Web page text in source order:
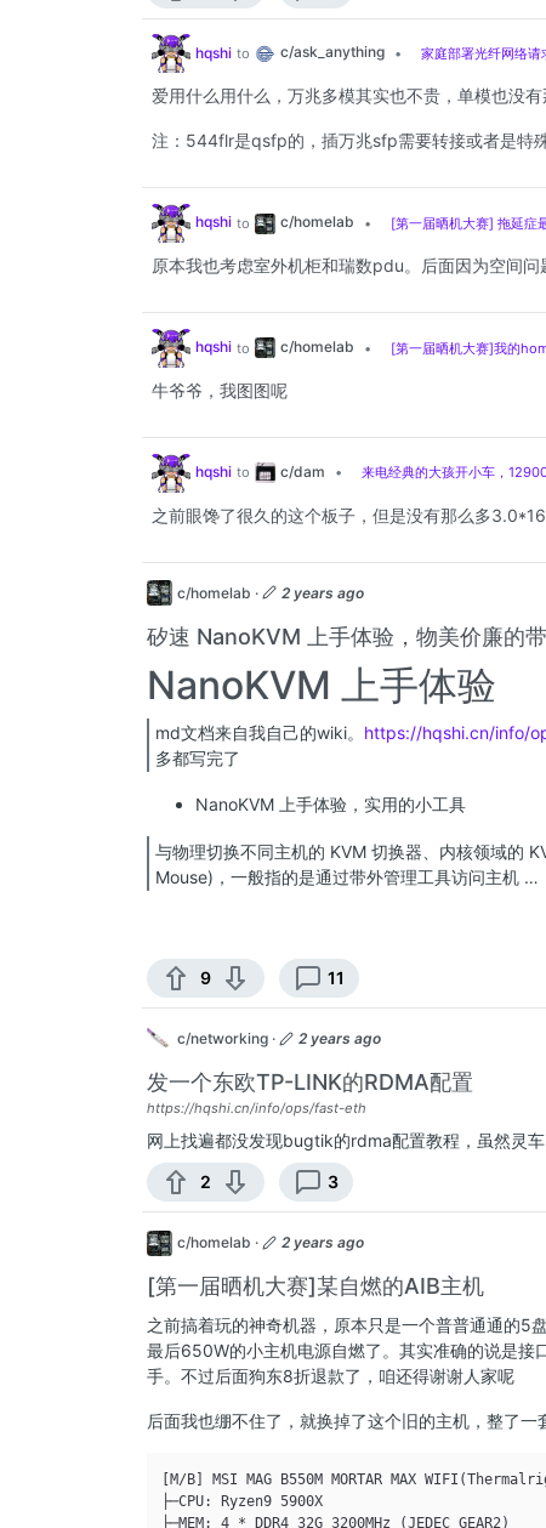
hqshi to c/ask_anything • 家庭部署光纤网络请
爱用什么用什么，万兆多模其实也不贵，单模也没
注：544flr是qsfp的，插万兆sfp需要转接或者是特
hqshi to c/homelab • [第一届晒机大赛] 拖延症
原本我也考虑室外机柜和瑞数pdu。后面因为空间问
hqshi to c/homelab • [第一届晒机大赛]我的
牛爷爷，我图图呢
hqshi to c/dam • 来电经典的大孩开小车，
之前眼馋了很久的这个板子，但是没有那么多
c/homelab · 2 years ago
矽速 NanoKVM 上手体验，物美价廉的
NanoKVM 上手体验
md文档来自我自己的wiki。 https://hqshi.cn/info/
多都写完了
NanoKVM 上手体验，实用的小工具
与物理切换不同主机的 KVM 切换器、内核领域的
Mouse)，一般指的是通过带外管理工具访问主机 …
9 11
c/networking · 2 years ago
发一个东欧TP-LINK的RDMA配置
https://hqshi.cn/info/ops/fast-eth
网上找遍都没发现bugtik的rdma配置教程，虽然灵
2
3
c/homelab · 2 years ago
[第一届晒机大赛]某自燃的AIB主机
之前搞着玩的神奇机器，原本只是一个普普通通的5
最后650W的小主机电源自燃了。其实准确的说是接
手。不过后面狗东8折退款了，咱还得谢谢人家呢
后面我也绷不住了，就换掉了这个旧的主机，整了
[M/B] MSI MAG B550M MORTAR MAX
├─CPU: Ryzen9 5900X
├─MEM: 4 * DDR4 32G 3200MHz (JEDEC GEAR2)